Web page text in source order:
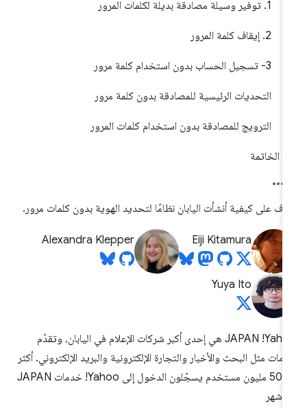
التحديات الرئيسية للمصادقة بدون كلمة مرور
الترويج للمصادقة بدون استخدام كلمات المرور
الخاتمة
على كيفية أنشأت اليابان نظامًا لتحديد الهوية بدون كلمات مرور.
Eiji Kitamura
Alexandra Klepper
Yuya Ito
Yahoo! ‫JAPAN هي إحدى أكبر شركات الإعلام في اليابان، وتقدّم
مثل البحث والأخبار والتجارة الإلكترونية والبريد الإلكتروني. أكثر
من 50 مليون مستخدم يسجّلون الدخول إلى Yahoo! خدمات JAPAN